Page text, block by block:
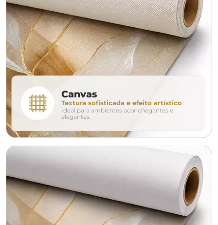
160cm 200cm
280cm 320cm
conjunto
avulso duo
o tamanho ideal para o seu ambiente é
Canvas
Textura sofisticada e efeito artístico
Ideal para ambientes aconchegantes e
elegantes.